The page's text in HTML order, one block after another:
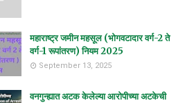
महाराष्ट्र जमीन महसूल (भोगवटादार वर्ग-2 ते
वर्ग-1 रूपांतरण) नियम 2025
September 13, 2025
वनगुन्ह्यात अटक केलेल्या आरोपीच्या अटकेची